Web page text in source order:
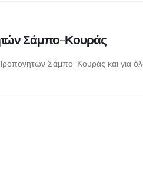
Σάμπο-Κουράς
Σάμπο-Κουράς και για